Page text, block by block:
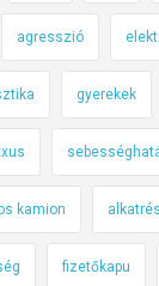
agresszió
gyerekek
kamion
fizetőkapu